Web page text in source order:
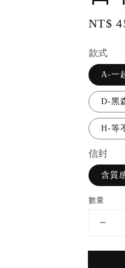
NT$
款式
A-一
D-黑
H-等
信封
含質
數量